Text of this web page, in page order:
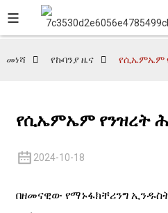
መነሻ የኩባንያ ዜና የሲኤምኤም
የሲኤምኤም የንዝረት
2024-10-18
በዘመናዊው የማኑፋክቸሪንግ